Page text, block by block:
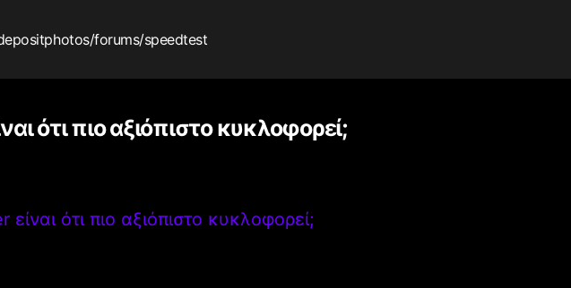
/forums/speedtest
ότι πιο αξιόπιστο κυκλοφορεί;
ότι πιο αξιόπιστο κυκλοφορεί;